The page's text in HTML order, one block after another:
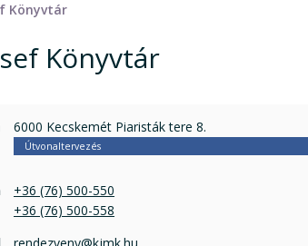
Könyvtár
Könyvtár
6000 Kecskemét Piaristák tere 8.
Útvonaltervezés
+36 (76) 500-550
+36 (76) 500-558